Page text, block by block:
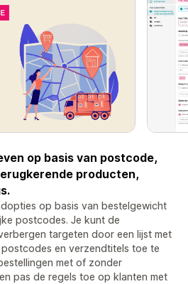
op basis van postcode,
producten,
op basis van bestelgewicht
postcodes. Je kunt de
targeten door een lijst met
en verzendtitels toe te
met of zonder
pas de regels toe op klanten met